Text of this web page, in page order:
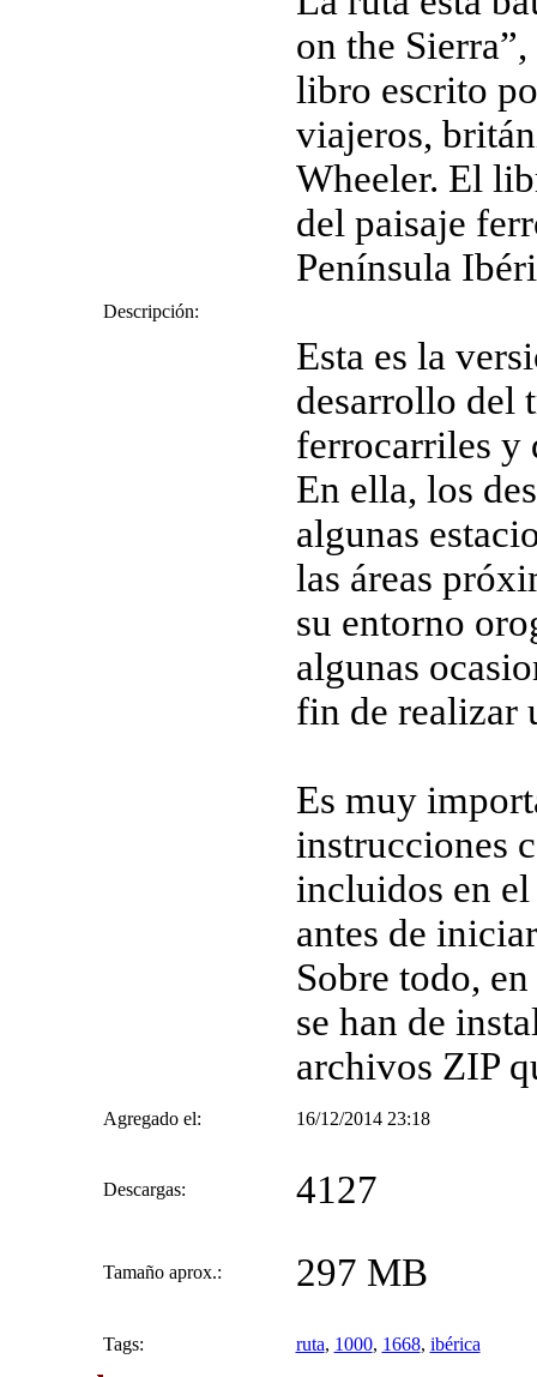
Descripción:
on the
libro escrito
viajeros,
Wheeler. El
del paisaje
Península
Esta es la
desarrollo del
ferrocarriles y
En ella, los
algunas
las áreas
su entorno
algunas
fin de realizar
Es muy
instrucciones
incluidos en
antes de
Sobre todo,
se han de
archivos ZIP
Agregado el: 16/12/2014 23:18
Descargas: 4127
Tamaño aprox.: 297 MB
Tags: ruta, 1000, 1668, ibérica